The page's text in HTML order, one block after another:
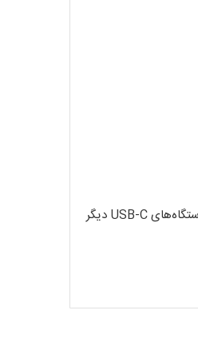
طراحی شده و عملکردی کاملاً بهینه و سازگار ارائه می‌دهد. در عین حال، می‌توانید از آن برای شارژ انواع دستگاه‌های USB-C دیگر